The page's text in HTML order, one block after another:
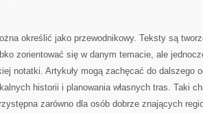
określić jako przewodnikowy. Teksty są
zorientować się w danym temacie, ale
notatki. Artykuły mogą zachęcać do dalszego
historii i planowania własnych tras. Taki
zarówno dla osób dobrze znających